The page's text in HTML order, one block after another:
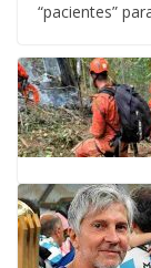
“pacientes”